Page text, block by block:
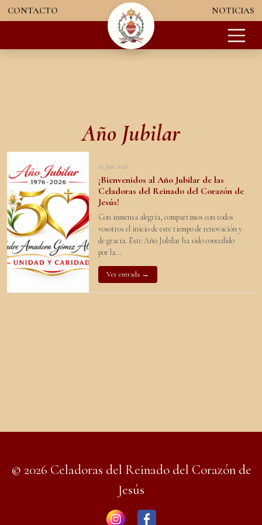
Saltar al contenido
CONTACTO NOTICIAS
Navegación principal
Año Jubilar
01 Jun 2026
¡Bienvenidos al Año Jubilar de las
Celadoras del Reinado del Corazón de
Jesús!
Con inmensa alegría, compartimos con todos
vosotros el inicio de este tiempo de renovación y
de gracia. Este Año Jubilar ha sido concedido
por la...
Ver entrada →
© 2026 Celadoras del Reinado del Corazón de
Jesús